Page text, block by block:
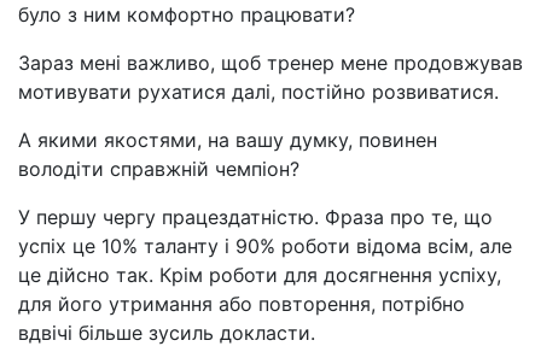
було з ним комфортно працювати?
Зараз мені важливо, щоб тренер мене продовжував
мотивувати рухатися далі, постійно розвиватися.
А якими якостями, на вашу думку, повинен
володіти справжній чемпіон?
У першу чергу працездатністю. Фраза про те, що
успіх це 10% таланту і 90% роботи відома всім, але
це дійсно так. Крім роботи для досягнення успіху,
для його утримання або повторення, потрібно
вдвічі більше зусиль докласти.